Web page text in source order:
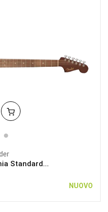
Standard...
NUOVO